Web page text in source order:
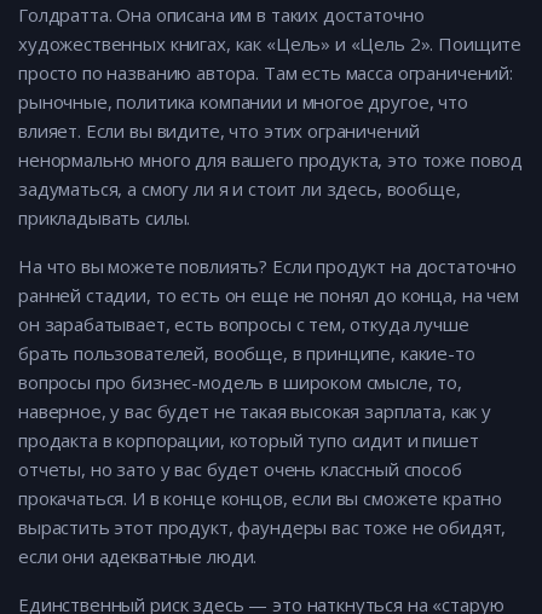
Голдратта. Она описана им в таких достаточно
художественных книгах, как «Цель» и «Цель 2». Поищите
просто по названию автора. Там есть масса ограничений:
рыночные, политика компании и многое другое, что
влияет. Если вы видите, что этих ограничений
ненормально много для вашего продукта, это тоже повод
задуматься, а смогу ли я и стоит ли здесь, вообще,
прикладывать силы.
На что вы можете повлиять? Если продукт на достаточно
ранней стадии, то есть он еще не понял до конца, на чем
он зарабатывает, есть вопросы с тем, откуда лучше
брать пользователей, вообще, в принципе, какие-то
вопросы про бизнес-модель в широком смысле, то,
наверное, у вас будет не такая высокая зарплата, как у
продакта в корпорации, который тупо сидит и пишет
отчеты, но зато у вас будет очень классный способ
прокачаться. И в конце концов, если вы сможете кратно
вырастить этот продукт, фаундеры вас тоже не обидят,
если они адекватные люди.
Единственный риск здесь — это наткнуться на «старую